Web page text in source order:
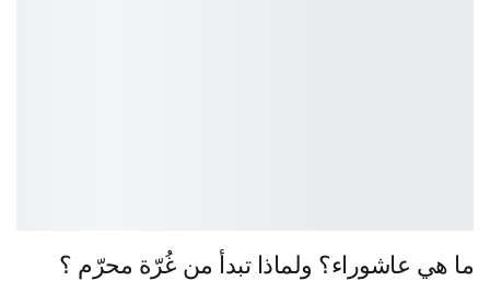
ما هي عاشوراء؟ ولماذا تبدأ من غُرّة محرّم ؟